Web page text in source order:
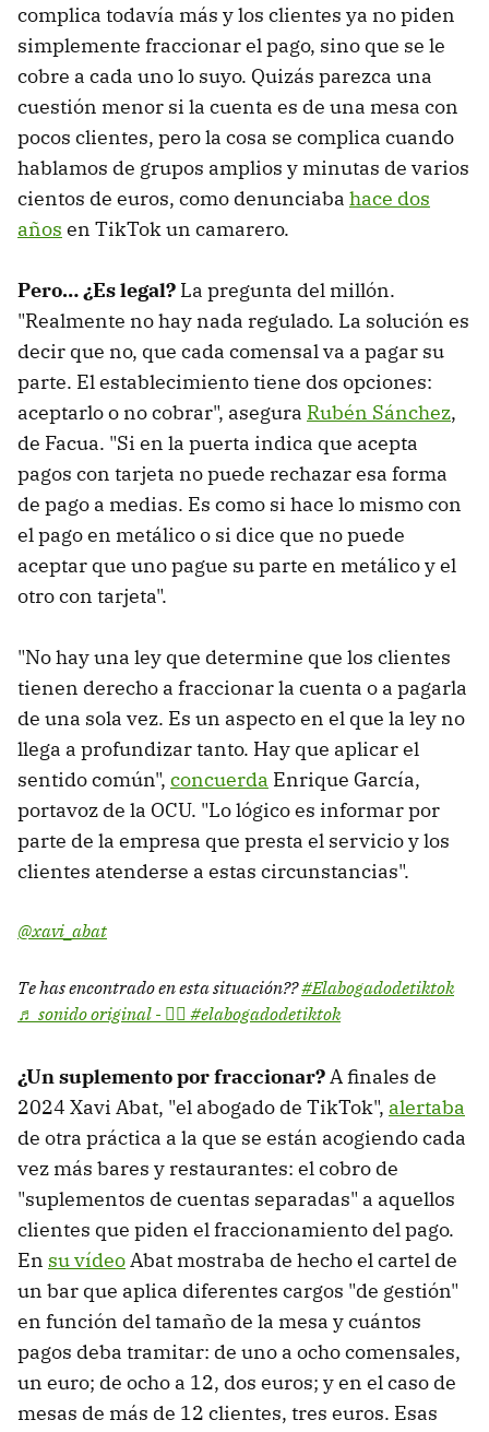
complica todavía más y los clientes ya no piden
simplemente fraccionar el pago, sino que se le
cobre a cada uno lo suyo. Quizás parezca una
cuestión menor si la cuenta es de una mesa con
pocos clientes, pero la cosa se complica cuando
hablamos de grupos amplios y minutas de varios
cientos de euros, como denunciaba hace dos
años en TikTok un camarero.
Pero… ¿Es legal? La pregunta del millón.
"Realmente no hay nada regulado. La solución es
decir que no, que cada comensal va a pagar su
parte. El establecimiento tiene dos opciones:
aceptarlo o no cobrar", asegura Rubén Sánchez,
de Facua. "Si en la puerta indica que acepta
pagos con tarjeta no puede rechazar esa forma
de pago a medias. Es como si hace lo mismo con
el pago en metálico o si dice que no puede
aceptar que uno pague su parte en metálico y el
otro con tarjeta".
"No hay una ley que determine que los clientes
tienen derecho a fraccionar la cuenta o a pagarla
de una sola vez. Es un aspecto en el que la ley no
llega a profundizar tanto. Hay que aplicar el
sentido común", concuerda Enrique García,
portavoz de la OCU. "Lo lógico es informar por
parte de la empresa que presta el servicio y los
clientes atenderse a estas circunstancias".
@xavi_abat
Te has encontrado en esta situación??#Elabogadodetiktok
♬ sonido original - 🙋‍♂️ #elabogadodetiktok
¿Un suplemento por fraccionar?A finales de
2024 Xavi Abat, "el abogado de TikTok", alertaba
de otra práctica a la que se están acogiendo cada
vez más bares y restaurantes: el cobro de
"suplementos de cuentas separadas" a aquellos
clientes que piden el fraccionamiento del pago.
En su vídeoAbat mostraba de hecho el cartel de
un bar que aplica diferentes cargos "de gestión"
en función del tamaño de la mesa y cuántos
pagos deba tramitar: de uno a ocho comensales,
un euro; de ocho a 12, dos euros; y en el caso de
mesas de más de 12 clientes, tres euros. Esas